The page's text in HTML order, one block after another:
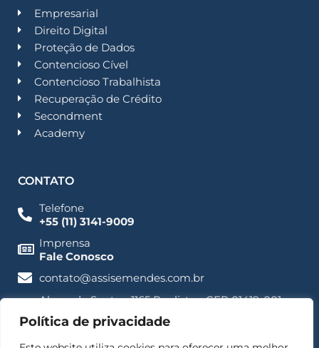
Política de privacidade
Empresarial
Direito Digital
Proteção de Dados
Contencioso Cível
Contencioso Trabalhista
Recuperação de Crédito
Secondment
Academy
CONTATO
Telefone
+55 (11) 3141-9009
Imprensa
Fale Conosco
contato@assisemendes.com.br
Alameda Santos, 1165 Paulista - CEP 01419-001 -
SP